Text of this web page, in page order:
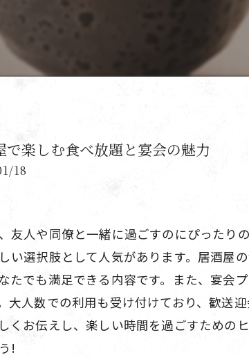
で楽しむ食べ放題と宴会の魅力
18
友人や同僚と一緒に過ごすのにぴったり
い選択肢として人気があります。居酒屋
たでも満足できる内容です。また、宴会
大人数での利用も受け付けており、歓送
くお伝えし、楽しい時間を過ごすための
!